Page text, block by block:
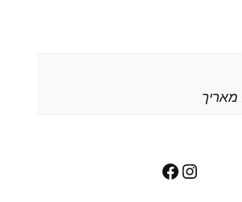
Instagram
Facebook